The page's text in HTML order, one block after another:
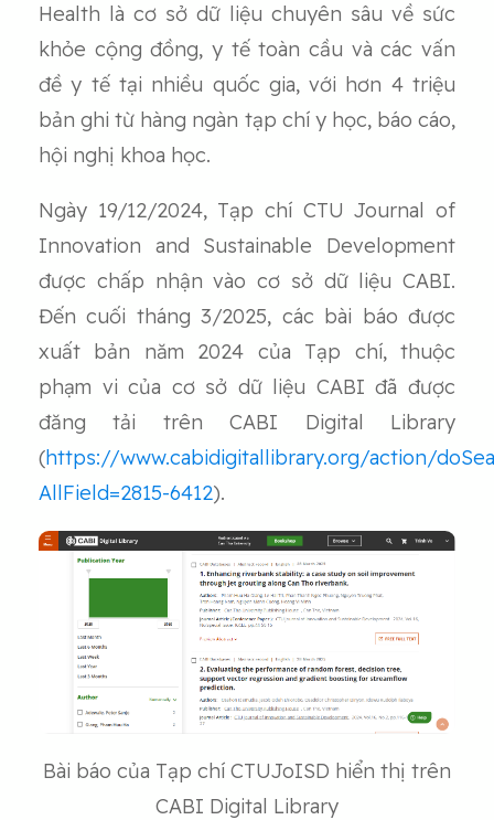
Health là cơ sở dữ liệu chuyên sâu về sức
khỏe cộng đồng, y tế toàn cầu và các vấn
đề y tế tại nhiều quốc gia, với hơn 4 triệu
bản ghi từ hàng ngàn tạp chí y học, báo cáo,
hội nghị khoa học.
Ngày 19/12/2024, Tạp chí CTU Journal of
Innovation and Sustainable Development
được chấp nhận vào cơ sở dữ liệu CABI.
Đến cuối tháng 3/2025, các bài báo được
xuất bản năm 2024 của Tạp chí, thuộc
phạm vi của cơ sở dữ liệu CABI đã được
đăng tải trên CABI Digital Library
(https://www.cabidigitallibrary.org/action/
AllField=2815-6412).
Bài báo của Tạp chí CTUJoISD hiển thị trên
CABI Digital Library